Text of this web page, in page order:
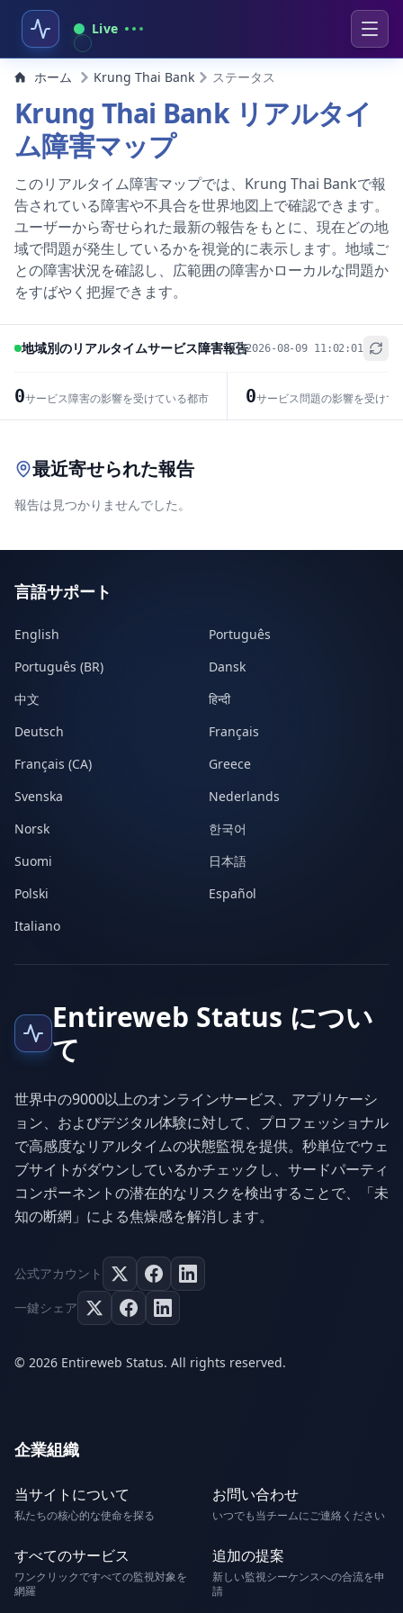
Live
ホーム Krung Thai Bank ステータス
Krung Thai Bank リアルタイ
ム障害マップ
このリアルタイム障害マップでは、Krung Thai Bankで報
告されている障害や不具合を世界地図上で確認できます。
ユーザーから寄せられた最新の報告をもとに、現在どの地
域で問題が発生しているかを視覚的に表示します。地域ご
との障害状況を確認し、広範囲の障害かローカルな問題か
をすばやく把握できます。
地域別のリアルタイムサービス障害報告2026-08-09 11:02:01
0サービス障害の影響を受けている都市 0サービス問題の影響を受けて
+
最近寄せられた報告
報告は見つかりませんでした。
言語サポート
English
Português
Português (BR)
Dansk
中文
हिन्दी
Deutsch
Français
Français (CA)
Greece
Svenska
Nederlands
Norsk
한국어
Suomi
日本語
Polski
Español
Italiano
Entireweb Status につい
て
世界中の9000以上のオンラインサービス、アプリケーシ
ョン、およびデジタル体験に対して、プロフェッショナル
で高感度なリアルタイムの状態監視を提供。秒単位でウェ
ブサイトがダウンしているかチェックし、サードパーティ
コンポーネントの潜在的なリスクを検出することで、「未
知の断網」による焦燥感を解消します。
公式アカウント
一鍵シェア
© 2026 Entireweb Status. All rights reserved.
企業組織
当サイトについて
私たちの核心的な使命を探る
お問い合わせ
いつでも当チームにご連絡ください
すべてのサービス
ワンクリックですべての監視対象を
網羅
追加の提案
新しい監視シーケンスへの合流を申
請